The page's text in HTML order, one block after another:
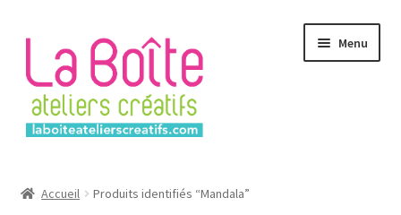
la
navigation
contenu
Menu
Accueil Produits identifiés “Mandala”